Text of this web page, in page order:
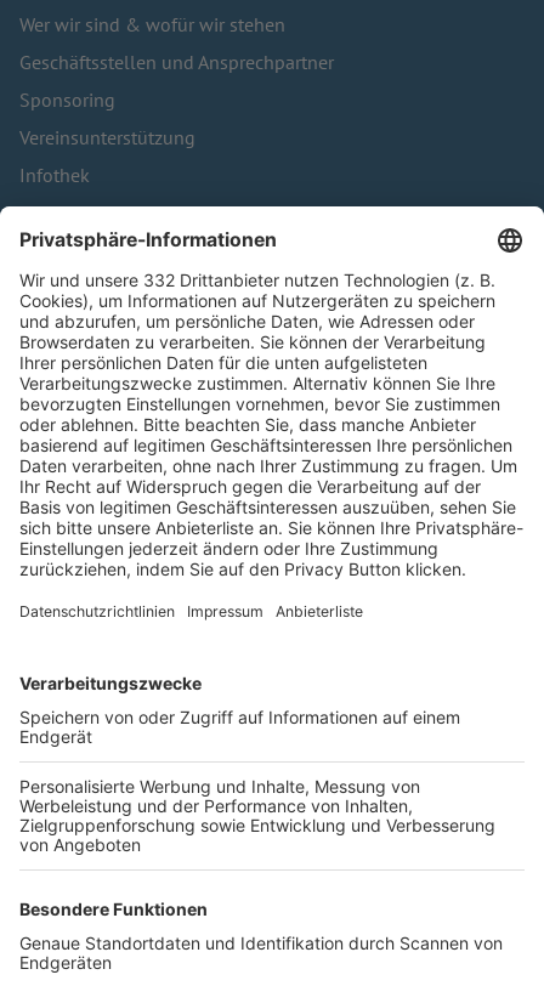
Wer wir sind & wofür wir stehen
Geschäftsstellen und Ansprechpartner
Sponsoring
Vereinsunterstützung
Infothek
Kontakt
HÄUFIG BESUCHTE SEITEN
Pässe und Vereinswechsel
Trainerausbildung
Schulungsangebot Vereinsmitarbeiter
BFV-Geschäftsstellen
Trainerbörse
Login SpielPlus
FOLGE DEM BFV
TOP-VEREINE
TOP-PARTNER